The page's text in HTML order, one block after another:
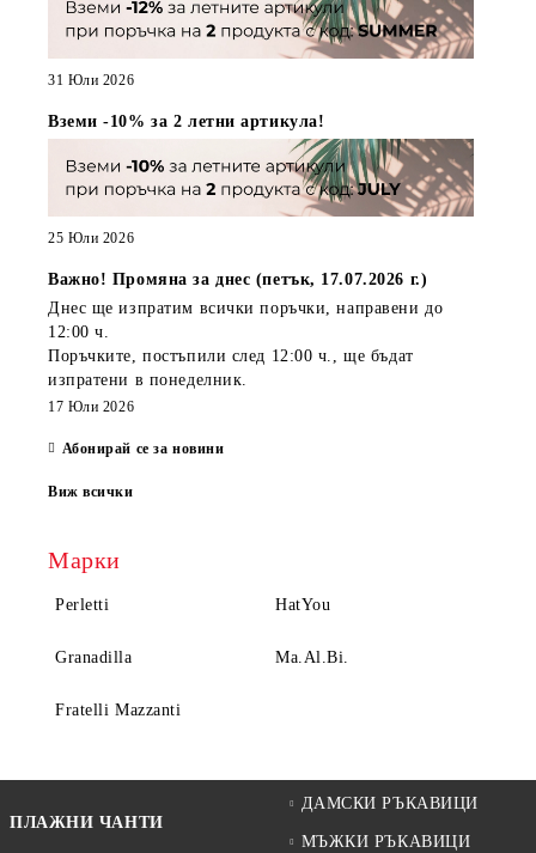
31 Юли 2026
Вземи -10% за 2 летни артикула!
25 Юли 2026
Важно! Промяна за днес (петък, 17.07.2026 г.)
Днес ще изпратим всички поръчки, направенидо
12:00 ч.
Поръчките, постъпили след 12:00 ч. , ще бъдат
изпратени в понеделник.
17 Юли 2026
Абонирай се за новини
Виж всички
Марки
Perletti HatYou
Granadilla Ma.Al.Bi.
Fratelli Mazzanti
ПЛАЖНИ ЧАНТИ
ДАМСКИ РЪКАВИЦИ
МЪЖКИ РЪКАВИЦИ